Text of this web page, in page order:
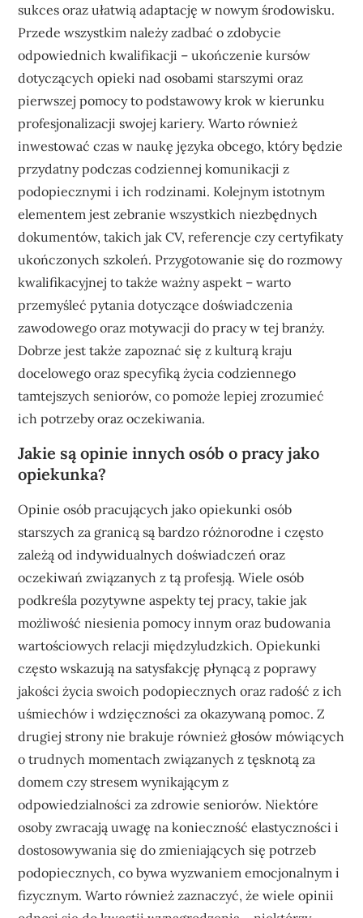
sukces oraz ułatwią adaptację w nowym środowisku.
Przede wszystkim należy zadbać o zdobycie
odpowiednich kwalifikacji – ukończenie kursów
dotyczących opieki nad osobami starszymi oraz
pierwszej pomocy to podstawowy krok w kierunku
profesjonalizacji swojej kariery. Warto również
inwestować czas w naukę języka obcego, który będzie
przydatny podczas codziennej komunikacji z
podopiecznymi i ich rodzinami. Kolejnym istotnym
elementem jest zebranie wszystkich niezbędnych
dokumentów, takich jak CV, referencje czy certyfikaty
ukończonych szkoleń. Przygotowanie się do rozmowy
kwalifikacyjnej to także ważny aspekt – warto
przemyśleć pytania dotyczące doświadczenia
zawodowego oraz motywacji do pracy w tej branży.
Dobrze jest także zapoznać się z kulturą kraju
docelowego oraz specyfiką życia codziennego
tamtejszych seniorów, co pomoże lepiej zrozumieć
ich potrzeby oraz oczekiwania.
Jakie są opinie innych osób o pracy jako
opiekunka?
Opinie osób pracujących jako opiekunki osób
starszych za granicą są bardzo różnorodne i często
zależą od indywidualnych doświadczeń oraz
oczekiwań związanych z tą profesją. Wiele osób
podkreśla pozytywne aspekty tej pracy, takie jak
możliwość niesienia pomocy innym oraz budowania
wartościowych relacji międzyludzkich. Opiekunki
często wskazują na satysfakcję płynącą z poprawy
jakości życia swoich podopiecznych oraz radość z ich
uśmiechów i wdzięczności za okazywaną pomoc. Z
drugiej strony nie brakuje również głosów mówiących
o trudnych momentach związanych z tęsknotą za
domem czy stresem wynikającym z
odpowiedzialności za zdrowie seniorów. Niektóre
osoby zwracają uwagę na konieczność elastyczności i
dostosowywania się do zmieniających się potrzeb
podopiecznych, co bywa wyzwaniem emocjonalnym i
fizycznym. Warto również zaznaczyć, że wiele opinii